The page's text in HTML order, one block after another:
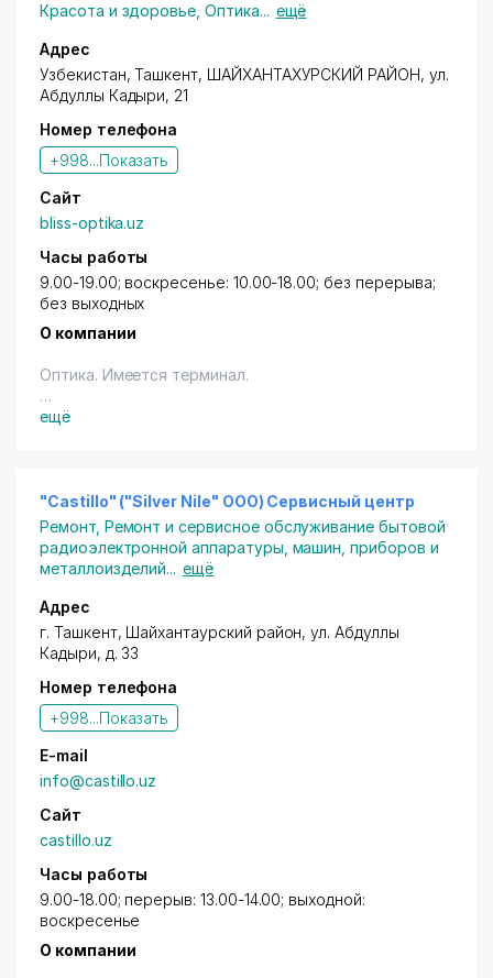
Красота и здоровье ,Оптика... ещё
Адрес
Узбекистан,Ташкент, ШАЙХАНТАХУРСКИЙ РАЙОН, ул.
Абдуллы Кадыри, 21
Номер телефона
+998...Показать
Сайт
bliss-optika.uz
Часы работы
9.00-19.00; воскресенье: 10.00-18.00; без перерыва;
без выходных
О компании
Оптика. Имеется терминал.
Владельцам дисконтных карт с логотипом "Город
Скидки не суммируются.
ещё
"Castillo" ("Silver Nile" ООО) Сервисный центр
Ремонт, Ремонт и сервисное обслуживание бытовой
радиоэлектронной аппаратуры, машин, приборов и
металлоизделий... ещё
Адрес
г. Ташкент, Шайхантаурский район,ул. Абдуллы
Кадыри, д. 33
Номер телефона
+998...Показать
E-mail
info@castillo.uz
Сайт
castillo.uz
Часы работы
9.00-18.00; перерыв: 13.00-14.00; выходной:
воскресенье
О компании